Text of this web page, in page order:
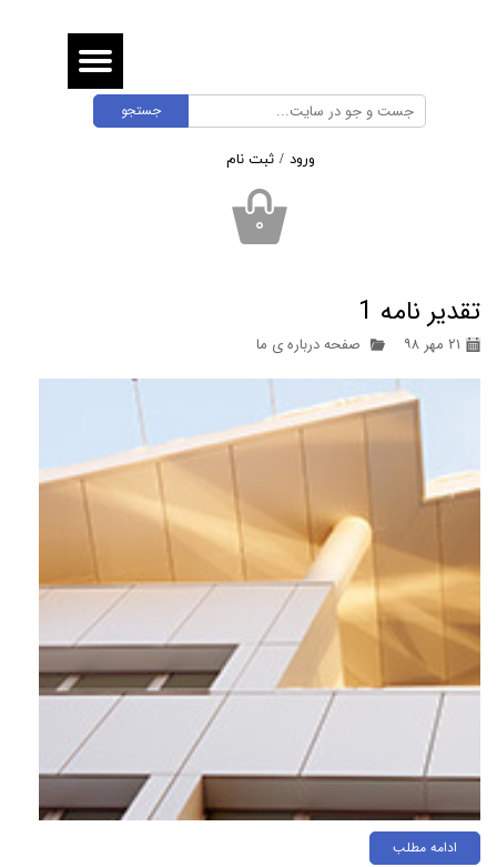
جستجو
ورود / ثبت نام
تغییر گذر واژه
۰
تقدیر نامه 1
۲۱ مهر ۹۸ صفحه درباره ی ما
ادامه مطلب